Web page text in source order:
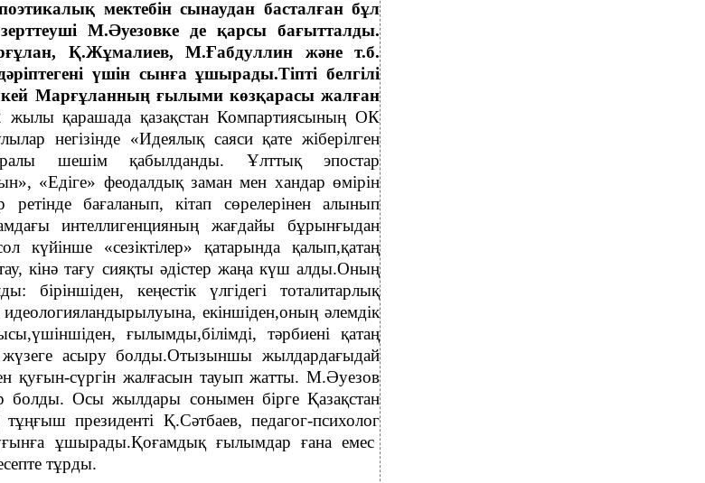
мектебін сынаудан басталған бұл
М.Әуезовке де қарсы бағытталды.
Қ.Жұмалиев, М.Ғабдуллин және т.б.
үшін сынға ұшырады.Тіпті белгілі
Марғұланның ғылыми көзқарасы жалған
жылы қарашада қазақстан Компартиясының ОК
негізінде «Идеялық саяси қате жіберілген
шешім қабылданды. Ұлттық эпостар
«Едіге» феодалдық заман мен хандар өмірін
ретінде бағаланып, кітап сөрелерінен алынып
интеллигенцияның жағдайы бұрынғыдан
күйінше «сезіктілер» қатарында қалып,қатаң
кінә тағу сияқты әдістер жаңа күш алды.Оның
біріншіден, кеңестік үлгідегі тоталитарлық
екіншіден,оның әлемдік
ғылымды,білімді, тәрбиені қатаң
асыру болды.Отызыншы жылдардағыдай
қуғын-сүргін жалғасын тауып жатты. М.Әуезов
болды. Осы жылдары сонымен бірге Қазақстан
президенті Қ.Сәтбаев, педагог-психолог
ұшырады.Қоғамдық ғылымдар ғана емес
тұрды.